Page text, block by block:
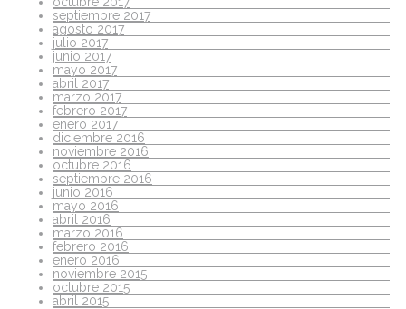
septiembre 2017
agosto 2017
julio 2017
junio 2017
mayo 2017
abril 2017
marzo 2017
febrero 2017
enero 2017
diciembre 2016
noviembre 2016
octubre 2016
septiembre 2016
junio 2016
mayo 2016
abril 2016
marzo 2016
febrero 2016
enero 2016
noviembre 2015
octubre 2015
abril 2015